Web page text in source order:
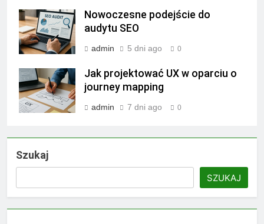
Nowoczesne podejście do
audytu SEO
admin 5 dni ago 0
Jak projektować UX w oparciu o
journey mapping
admin 7 dni ago 0
Szukaj
SZUKAJ